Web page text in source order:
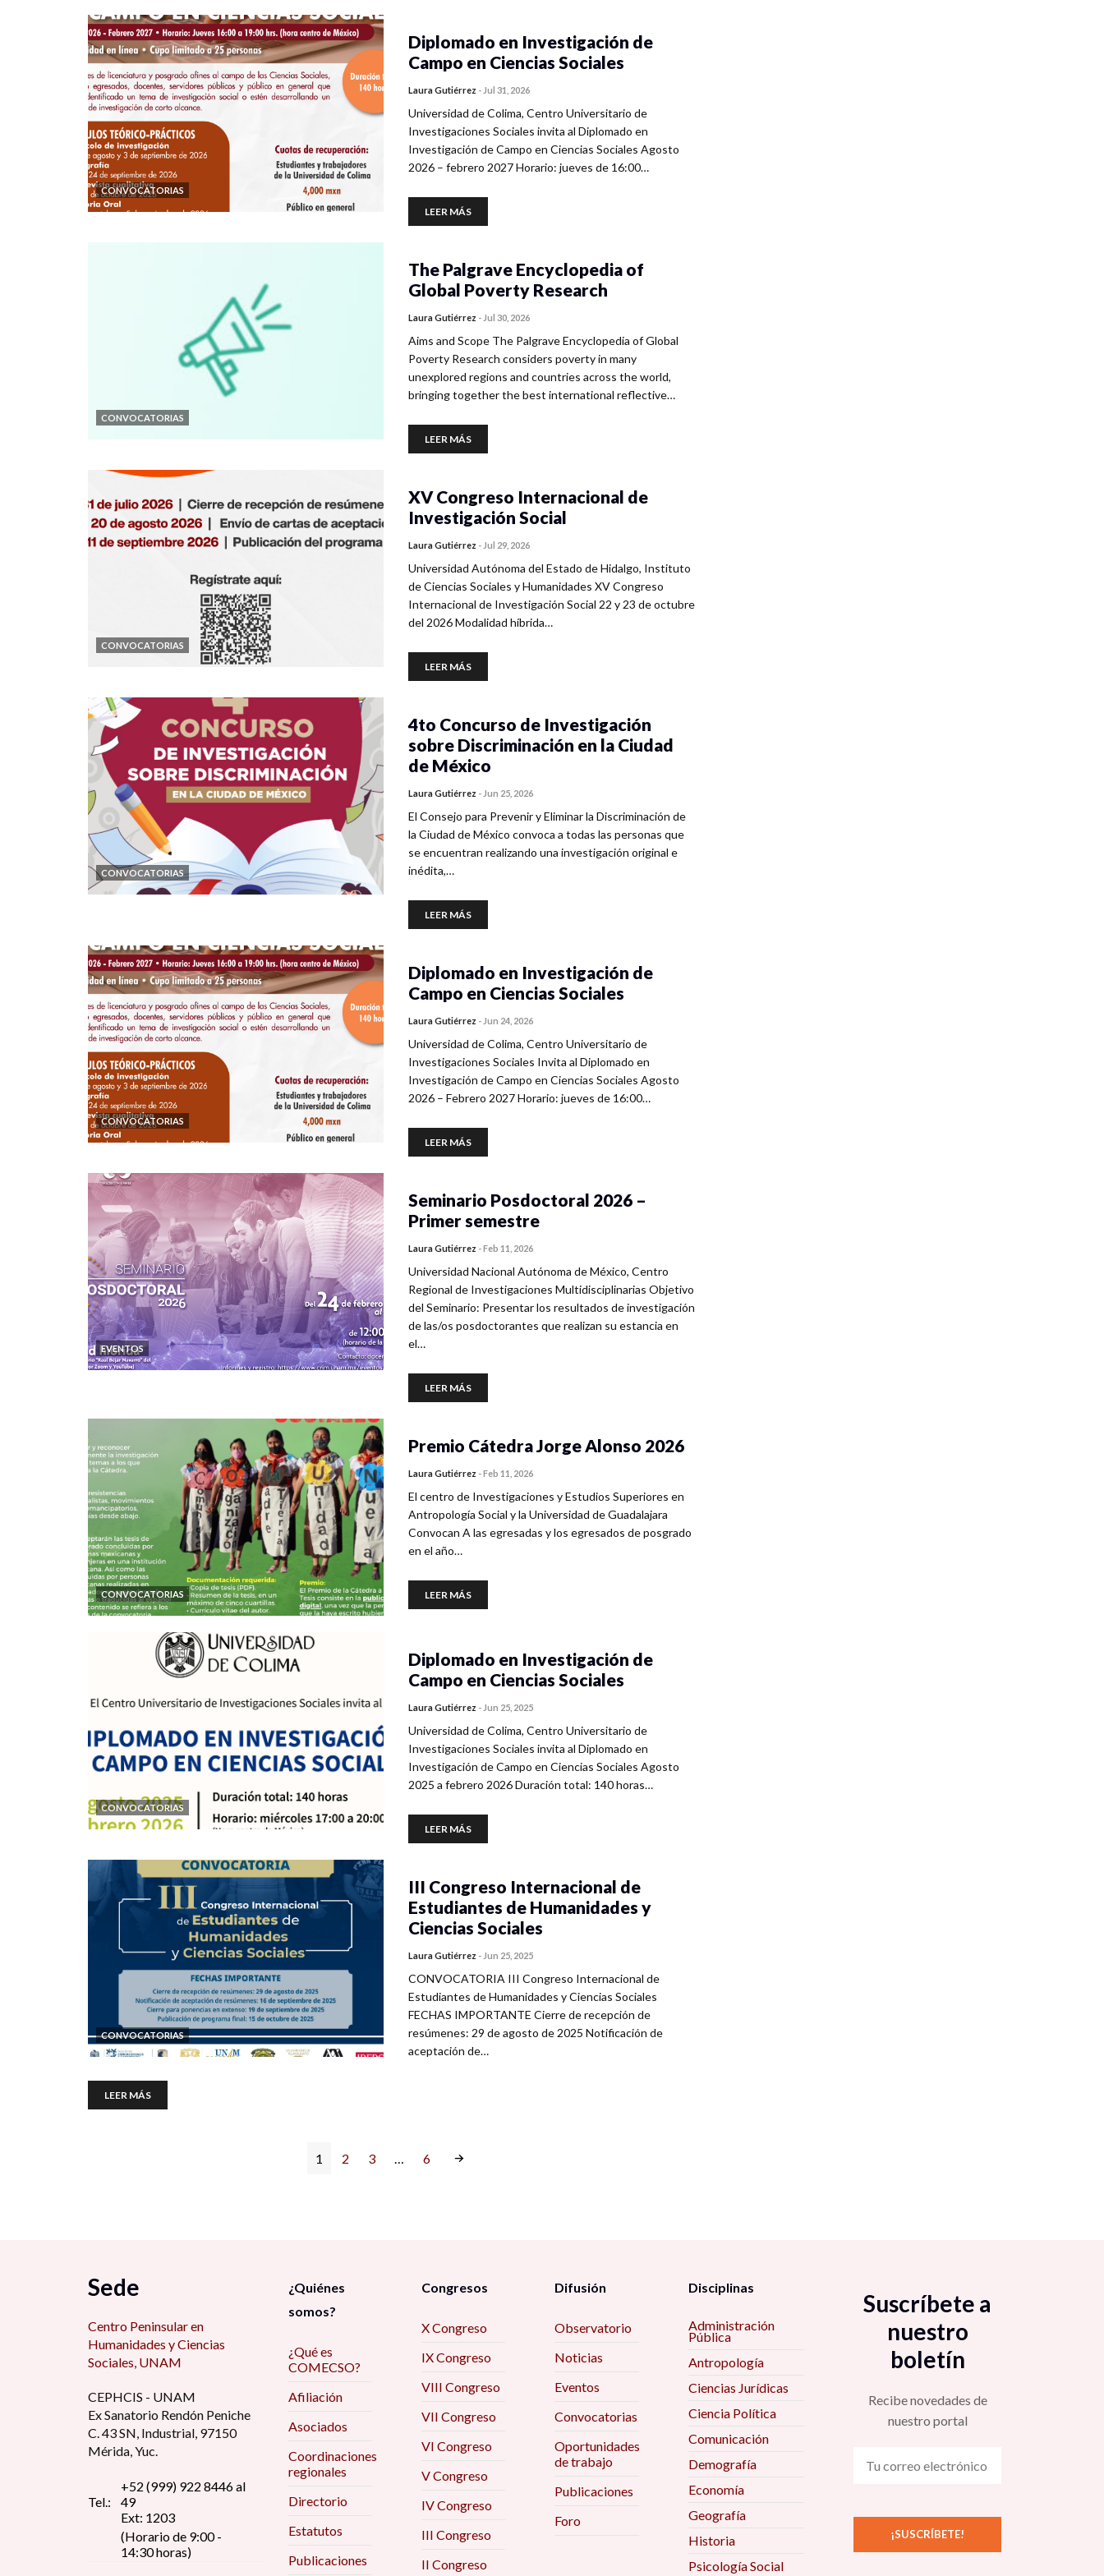
CONVOCATORIAS
Diplomado en Investigación de
Campo en Ciencias Sociales
Laura Gutiérrez - Jul 31, 2026
Universidad de Colima, Centro Universitario de
Investigaciones Sociales invita al Diplomado en
Investigación de Campo en Ciencias Sociales Agosto
2026 – febrero 2027 Horario: jueves de 16:00…
LEER MÁS
CONVOCATORIAS
The Palgrave Encyclopedia of
Global Poverty Research
Laura Gutiérrez - Jul 30, 2026
Aims and Scope The Palgrave Encyclopedia of Global
Poverty Research considers poverty in many
unexplored regions and countries across the world,
bringing together the best international reflective…
LEER MÁS
CONVOCATORIAS
XV Congreso Internacional de
Investigación Social
Laura Gutiérrez - Jul 29, 2026
Universidad Autónoma del Estado de Hidalgo, Instituto
de Ciencias Sociales y Humanidades XV Congreso
Internacional de Investigación Social 22 y 23 de octubre
del 2026 Modalidad híbrida…
LEER MÁS
CONVOCATORIAS
4to Concurso de Investigación
sobre Discriminación en la Ciudad
de México
Laura Gutiérrez - Jun 25, 2026
El Consejo para Prevenir y Eliminar la Discriminación de
la Ciudad de México convoca a todas las personas que
se encuentran realizando una investigación original e
inédita,…
LEER MÁS
CONVOCATORIAS
Diplomado en Investigación de
Campo en Ciencias Sociales
Laura Gutiérrez - Jun 24, 2026
Universidad de Colima, Centro Universitario de
Investigaciones Sociales Invita al Diplomado en
Investigación de Campo en Ciencias Sociales Agosto
2026 – Febrero 2027 Horario: jueves de 16:00…
LEER MÁS
EVENTOS
Seminario Posdoctoral 2026 –
Primer semestre
Laura Gutiérrez -Feb 11, 2026
Universidad Nacional Autónoma de México, Centro
Regional de Investigaciones Multidisciplinarias Objetivo
del Seminario: Presentar los resultados de investigación
de las/os posdoctorantes que realizan su estancia en
el…
LEER MÁS
CONVOCATORIAS
Premio Cátedra Jorge Alonso 2026
Laura Gutiérrez -Feb 11, 2026
El centro de Investigaciones y Estudios Superiores en
Antropología Social y la Universidad de Guadalajara
Convocan A las egresadas y los egresados de posgrado
en el año…
LEER MÁS
CONVOCATORIAS
Diplomado en Investigación de
Campo en Ciencias Sociales
Laura Gutiérrez - Jun 25, 2025
Universidad de Colima, Centro Universitario de
Investigaciones Sociales invita al Diplomado en
Investigación de Campo en Ciencias Sociales Agosto
2025 a febrero 2026 Duración total: 140 horas…
LEER MÁS
CONVOCATORIAS
III Congreso Internacional de
Estudiantes de Humanidades y
Ciencias Sociales
Laura Gutiérrez - Jun 25, 2025
CONVOCATORIA III Congreso Internacional de
Estudiantes de Humanidades y Ciencias Sociales
FECHAS IMPORTANTE Cierre de recepción de
resúmenes: 29 de agosto de 2025 Notificación de
aceptación de…
LEER MÁS
1 2 3 … 6
Sede
Centro Peninsular en
Humanidades y Ciencias
Sociales, UNAM
CEPHCIS - UNAM
Ex Sanatorio Rendón Peniche
C. 43 SN, Industrial, 97150
Mérida, Yuc.
Tel.:
+52 (999) 922 8446 al
49
Ext: 1203
(Horario de 9:00 -
14:30 horas)
¿Quiénes
somos?
¿Qué es
COMECSO?
Afiliación
Asociados
Coordinaciones
regionales
Directorio
Estatutos
Publicaciones
Congresos
X Congreso
IX Congreso
VIII Congreso
VII Congreso
VI Congreso
V Congreso
IV Congreso
III Congreso
II Congreso
Difusión
Observatorio
Noticias
Eventos
Convocatorias
Oportunidades
de trabajo
Publicaciones
Foro
Disciplinas
Administración
Pública
Antropología
Ciencias Jurídicas
Ciencia Política
Comunicación
Demografía
Economía
Geografía
Historia
Psicología Social
Suscríbete a
nuestro
boletín
Recibe novedades de
nuestro portal